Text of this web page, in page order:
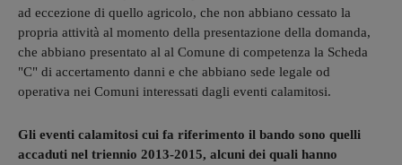
ad eccezione di quello agricolo, che non abbiano cessato la
propria attività al momento della presentazione della domanda,
che abbiano presentato al al Comune di competenza la Scheda
"C" di accertamento danni e che abbiano sede legale od
operativa nei Comuni interessati dagli eventi calamitosi.
Gli eventi calamitosi cui fa riferimento il bando sono quelli
accaduti nel triennio 2013-2015, alcuni dei quali hanno